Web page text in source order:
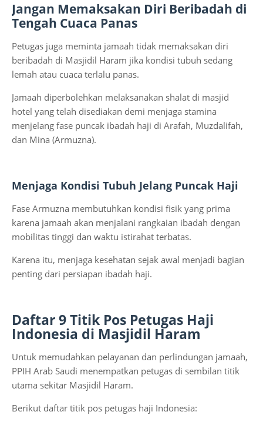
Jangan Memaksakan Diri Beribadah di
Tengah Cuaca Panas
Petugas juga meminta jamaah tidak memaksakan diri
beribadah di Masjidil Haram jika kondisi tubuh sedang
lemah atau cuaca terlalu panas.
Jamaah diperbolehkan melaksanakan shalat di masjid
hotel yang telah disediakan demi menjaga stamina
menjelang fase puncak ibadah haji di Arafah, Muzdalifah,
dan Mina (Armuzna).
Menjaga Kondisi Tubuh Jelang Puncak Haji
Fase Armuzna membutuhkan kondisi fisik yang prima
karena jamaah akan menjalani rangkaian ibadah dengan
mobilitas tinggi dan waktu istirahat terbatas.
Karena itu, menjaga kesehatan sejak awal menjadi bagian
penting dari persiapan ibadah haji.
Daftar 9 Titik Pos Petugas Haji
Indonesia di Masjidil Haram
Untuk memudahkan pelayanan dan perlindungan jamaah,
PPIH Arab Saudi menempatkan petugas di sembilan titik
utama sekitar Masjidil Haram.
Berikut daftar titik pos petugas haji Indonesia: